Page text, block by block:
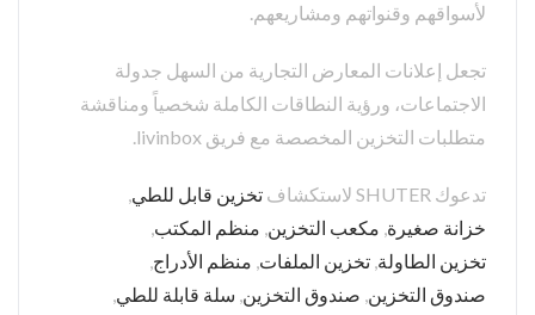
لأسواقهم وقنواتهم ومشاريعهم.
تجعل إعلانات المعارض التجارية من السهل جدولة
الاجتماعات، ورؤية النطاقات الكاملة شخصياً ومناقشة
متطلبات التخزين المخصصة مع فريق livinbox.
تدعوك SHUTER لاستكشاف تخزين قابل للطي,
خزانة صغيرة, مكعب التخزين, منظم المكتب,
تخزين الطاولة, تخزين الملفات, منظم الأدراج,
صندوق التخزين, صندوق التخزين, سلة قابلة للطي,